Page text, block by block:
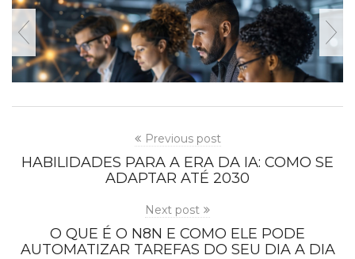
Previous post
HABILIDADES PARA A ERA DA IA: COMO SE
ADAPTAR ATÉ 2030
Next post
O QUE É O N8N E COMO ELE PODE
AUTOMATIZAR TAREFAS DO SEU DIA A DIA